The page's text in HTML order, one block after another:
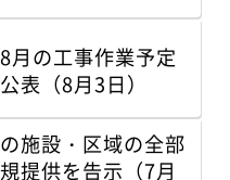
月の工事作業予定
表（8月3日）
施設・区域の全部
提供を告示（7月